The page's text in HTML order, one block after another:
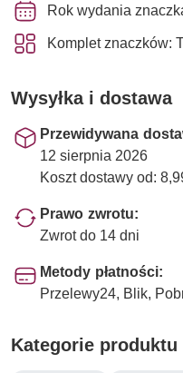
Rok wydania
Komplet znaczków:
Wysyłka i dostawa
Przewidywana
12 sierpnia 2026
Koszt dostawy od:
Prawo zwrotu:
Zwrot do 14 dni
Metody płatności:
Przelewy24, Blik,
Kategorie produktu